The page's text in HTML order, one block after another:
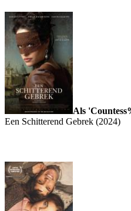
Als
Een Schitterend Gebrek (2024)